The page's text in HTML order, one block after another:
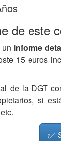
de este
informe
15 euros
de la DGT
si
✅